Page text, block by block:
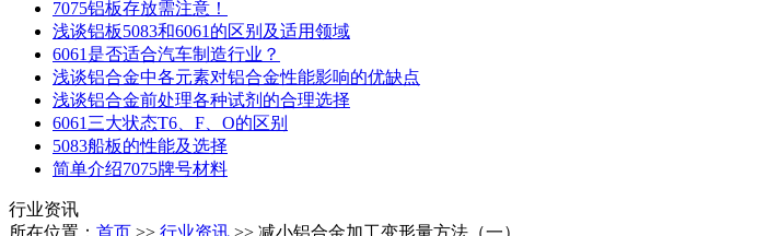
7075铝板存放需注意！
浅谈铝板5083和6061的区别及适用领域
6061是否适合汽车制造行业？
浅谈铝合金中各元素对铝合金性能影响的优缺点
浅谈铝合金前处理各种试剂的合理选择
6061三大状态T6、F、O的区别
5083船板的性能及选择
简单介绍7075牌号材料
行业资讯
所在位置： 首页 >> 行业资讯 >> 减小铝合金加工变形量方法（一）